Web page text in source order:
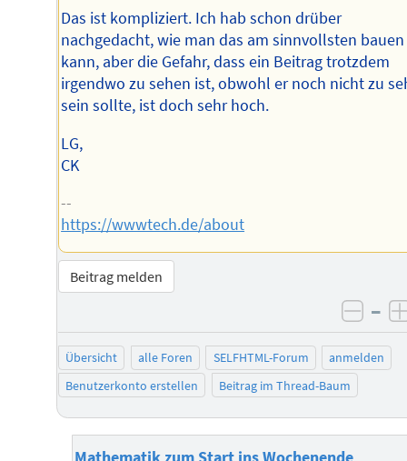
Das ist kompliziert. Ich hab schon drüber
nachgedacht, wie man das am sinnvollsten bauen
kann, aber die Gefahr, dass ein Beitrag trotzdem
irgendwo zu sehen ist, obwohl er noch nicht zu
sein sollte, ist doch sehr hoch.
LG,
CK
--
https://wwwtech.de/about
Beitrag melden
–
Übersicht alle Foren SELFHTML-Forum
anmelden
Benutzerkonto erstellen
Beitrag im Thread-Baum